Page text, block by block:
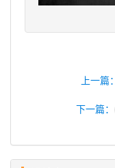
上一篇：
下一篇：